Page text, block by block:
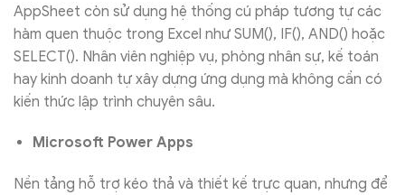
AppSheet còn sử dụng hệ thống cú pháp tương tự các
hàm quen thuộc trong Excel như SUM(), IF(), AND() hoặc
SELECT(). Nhân viên nghiệp vụ, phòng nhân sự, kế toán
hay kinh doanh tự xây dựng ứng dụng mà không cần có
kiến thức lập trình chuyên sâu.
Microsoft Power Apps
Nền tảng hỗ trợ kéo thả và thiết kế trực quan, nhưng để